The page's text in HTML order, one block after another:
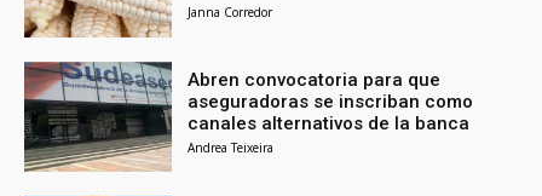
Janna Corredor
Abren convocatoria para que
aseguradoras se inscriban como
canales alternativos de la banca
Andrea Teixeira